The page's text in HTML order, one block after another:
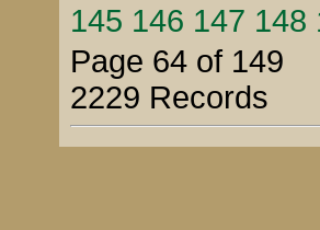
145 146 147 148
Page 64 of 149
2229 Records